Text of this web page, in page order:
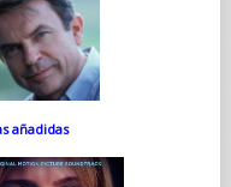
añadidas